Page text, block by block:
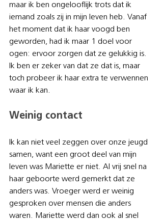
maar ik ben ongelooflijk trots dat ik
iemand zoals zij in mijn leven heb. Vanaf
het moment dat ik haar voogd ben
geworden, had ik maar 1 doel voor
ogen: ervoor zorgen dat ze gelukkig is.
Ik ben er zeker van dat ze dat is, maar
toch probeer ik haar extra te verwennen
waar ik kan.
Weinig contact
Ik kan niet veel zeggen over onze jeugd
samen, want een groot deel van mijn
leven was Mariette er niet. Al vrij snel na
haar geboorte werd gemerkt dat ze
anders was. Vroeger werd er weinig
gesproken over mensen die anders
waren. Mariette werd dan ook al snel